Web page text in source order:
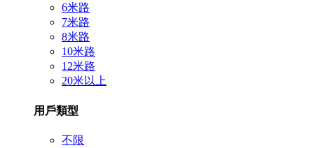
6米路
7米路
8米路
10米路
12米路
20米以上
用戶類型
不限